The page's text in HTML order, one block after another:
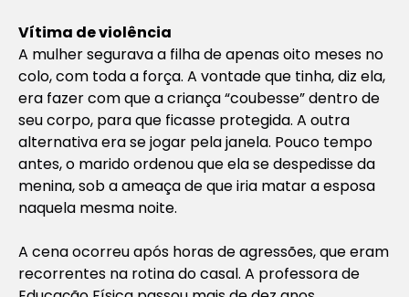
Vítima de violência
A mulher segurava a filha de apenas oito meses no
colo, com toda a força. A vontade que tinha, diz ela,
era fazer com que a criança “coubesse” dentro de
seu corpo, para que ficasse protegida. A outra
alternativa era se jogar pela janela. Pouco tempo
antes, o marido ordenou que ela se despedisse da
menina, sob a ameaça de que iria matar a esposa
naquela mesma noite.
A cena ocorreu após horas de agressões, que eram
recorrentes na rotina do casal. A professora de